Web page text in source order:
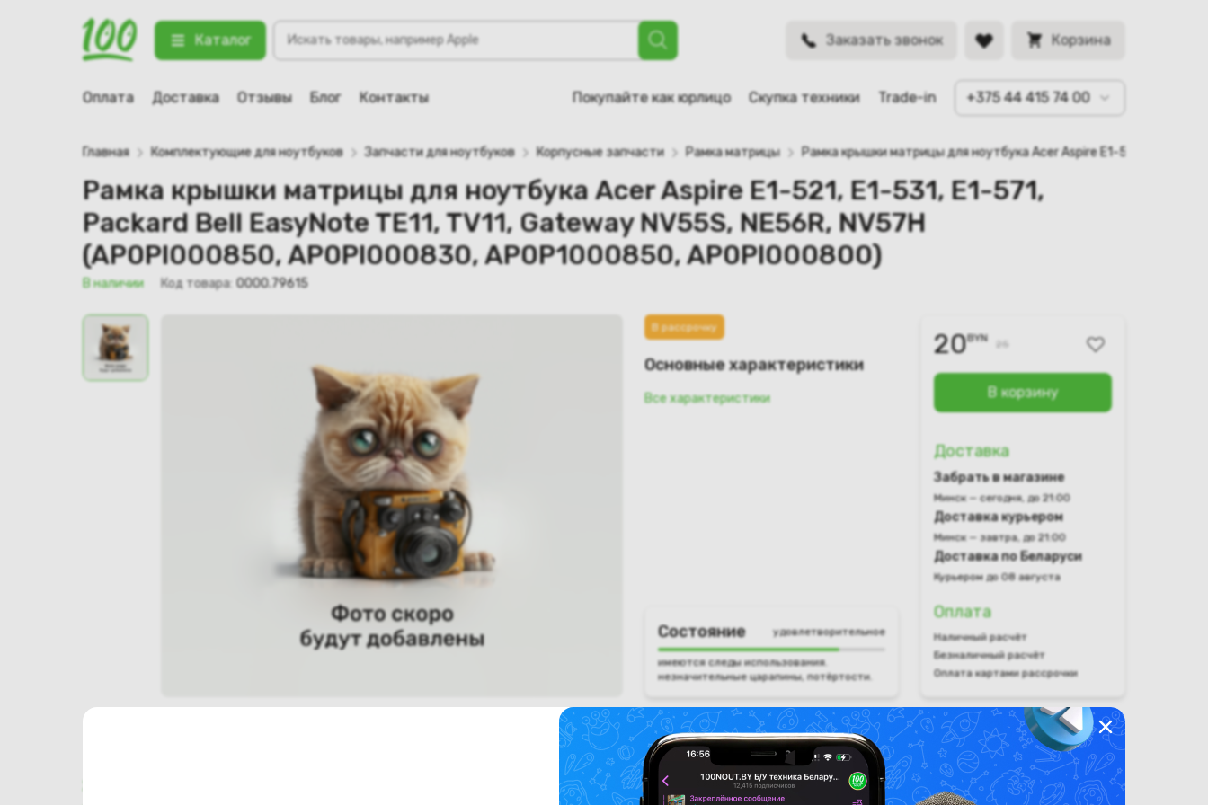
Каталог
товаров
Заказать звонок Корзина
Оплата Доставка Отзывы Блог Контакты Покупайте как юрлицо Скупка техники Trade-in +375 44 415 74 00
Рамка крышки матрицы для ноутбука Acer Aspire E1-521, E1-531, E1-571, Packard Bell EasyNote TE11, TV11,
Gateway NV55S, NE56R, NV57H (AP0PI000850, AP0PI000830, AP0P1000850, AP0PI000800)
BYN
Главная Комплектующие для ноутбуков Запчасти для ноутбуков Корпусные запчасти Рамка матрицы Рамка крышки матрицы для ноутбука Acer Aspire E1-521, E1-531,
Рамка крышки матрицы для ноутбука Acer Aspire E1-521, E1-531, E1-571,
Packard Bell EasyNote TE11, TV11, Gateway NV55S, NE56R, NV57H
(AP0PI000850, AP0PI000830, AP0P1000850, AP0PI000800)
В наличии Код товара: 0000.79615
В рассрочку
Основные характеристики
Все характеристики
Состояние удовлетворительное
имеются следы использования.
незначительные царапины, потёртости.
20BYN
В корзину
Доставка
Забрать в магазине
Минск — сегодня, до 21:00
Доставка курьером
Минск — завтра, до 21:00
Доставка по Беларуси
Курьером до 08 августа
Оплата
Наличный расчёт
Безналичный расчёт
Оплата картами рассрочки